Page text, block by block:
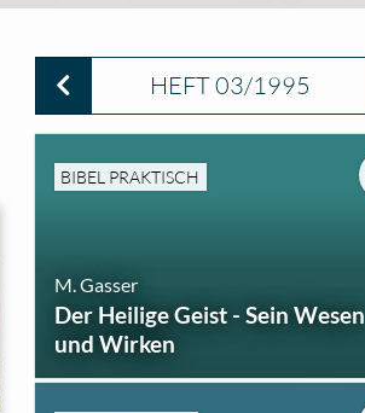
HEFT 03/1995
BIBEL PRAKTISCH
M. Gasser
Der Heilige Geist - Sein Wesen
und Wirken